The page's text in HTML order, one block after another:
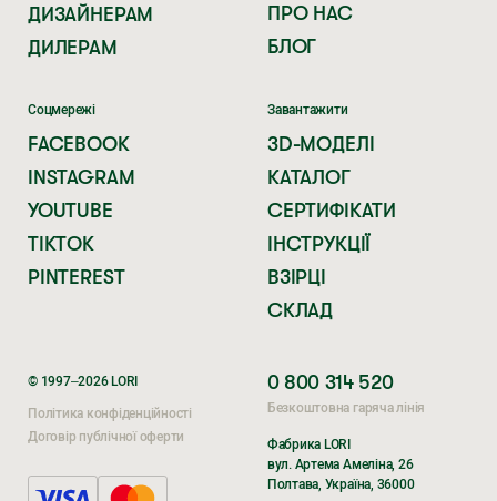
© 1997–2026 LORI
Політика конфіденційності
Договір публічної оферти
ДИЗАЙНЕРАМ
ДИЛЕРАМ
ПРО НАС
БЛОГ
Соцмережі
FACEBOOK
INSTAGRAM
YOUTUBE
TIKTOK
PINTEREST
Завантажити
3D-МОДЕЛІ
КАТАЛОГ
СЕРТИФІКАТИ
ІНСТРУКЦІЇ
ВЗІРЦІ
СКЛАД
0 800 314 520
Безкоштовна гаряча лінія
Фабрика LORI
вул. Артема Амеліна, 26
Полтава, Україна, 36000